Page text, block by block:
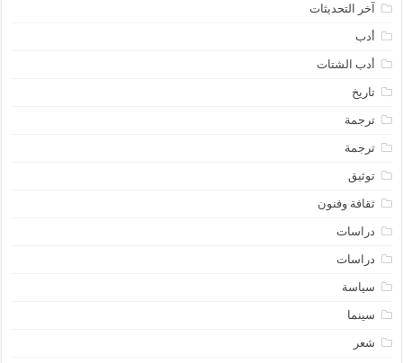
آخر التحديثات
أدب
أدب الشتات
تاريخ
ترجمة
ترجمة
توثيق
ثقافة وفنون
دراسات
دراسات
سياسة
سينما
شعر